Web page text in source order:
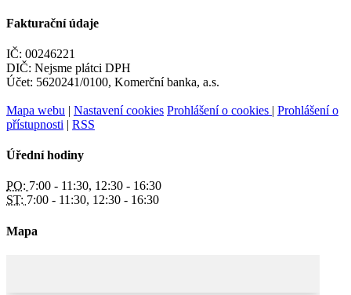
Fakturační údaje
IČ: 00246221
DIČ: Nejsme plátci DPH
Účet: 5620241/0100, Komerční banka, a.s.
Mapa webu | Nastavení cookies Prohlášení o cookies | Prohlášení o
přístupnosti | RSS
Úřední hodiny
PO: 7:00 - 11:30, 12:30 - 16:30
ST: 7:00 - 11:30, 12:30 - 16:30
Mapa